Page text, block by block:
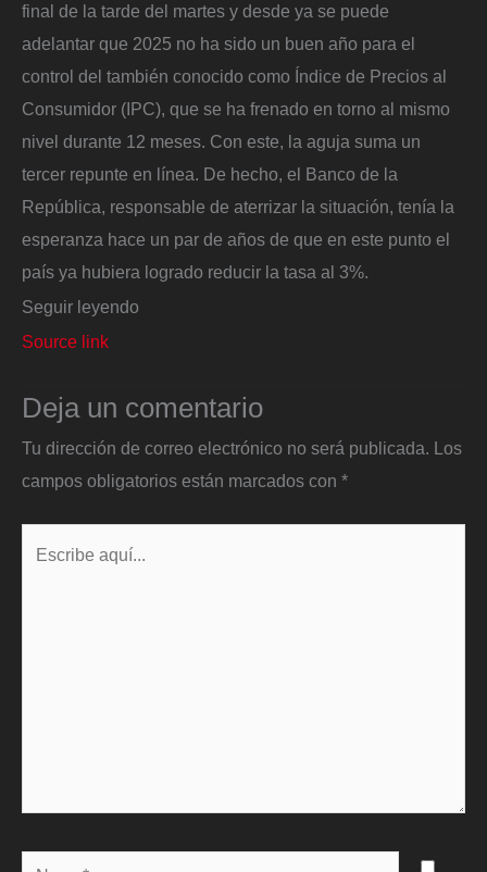
final de la tarde del martes y desde ya se puede
adelantar que 2025 no ha sido un buen año para el
control del también conocido como Índice de Precios al
Consumidor (IPC), que se ha frenado en torno al mismo
nivel durante 12 meses. Con este, la aguja suma un
tercer repunte en línea. De hecho, el Banco de la
República, responsable de aterrizar la situación, tenía la
esperanza hace un par de años de que en este punto el
país ya hubiera logrado reducir la tasa al 3%.
Seguir leyendo
Source link
Deja un comentario
Tu dirección de correo electrónico no será publicada. Los
campos obligatorios están marcados con *
Name*